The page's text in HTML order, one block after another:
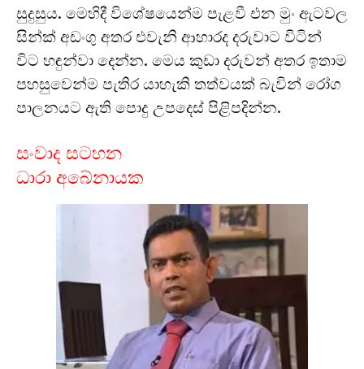
සුදුසුය. මෙහිදී විශේෂයෙන්ම පැළවී එන මුං ඇටවල
සින්ක් අඩංගු අතර එවැනි ආහාරද දරුවාට විටින්
විට හඳුන්වා දෙන්න. මෙය කුඩා දරුවන් අතර ඉතාම
පහසුවෙන්ම පැතිර යාහැකි තත්වයක් බැවින් රෝග
පාලනයට ඇති පොදු උපදෙස් පිළිපදින්න.
සංවාද සටහන
ධාරා අබේනායක